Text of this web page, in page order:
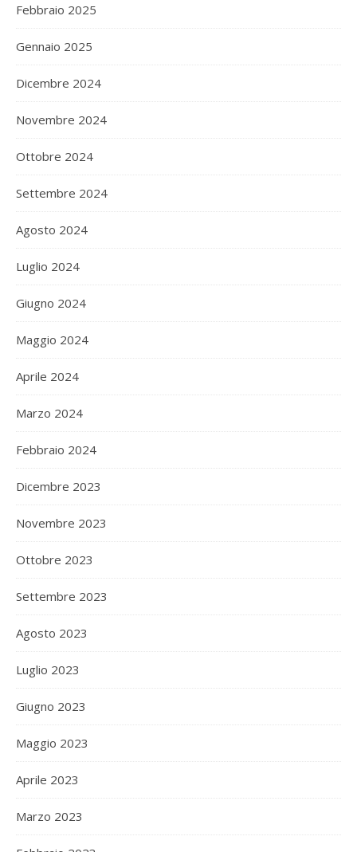
Febbraio 2025
Gennaio 2025
Dicembre 2024
Novembre 2024
Ottobre 2024
Settembre 2024
Agosto 2024
Luglio 2024
Giugno 2024
Maggio 2024
Aprile 2024
Marzo 2024
Febbraio 2024
Dicembre 2023
Novembre 2023
Ottobre 2023
Settembre 2023
Agosto 2023
Luglio 2023
Giugno 2023
Maggio 2023
Aprile 2023
Marzo 2023